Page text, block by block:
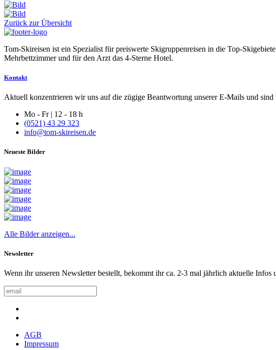
Zurück zur Übersicht
Tom-Skireisen ist ein Spezialist für preiswerte Skigruppenreisen in die Top-
Mehrbettzimmer und für den Arzt das 4-Sterne Hotel.
Kontakt
Aktuell konzentrieren wir uns auf die zügige Beantwortung unserer E-Mails und sind
Mo - Fr | 12 - 18 h
(0521) 43 29 323
info@tom-skireisen.de
Neueste Bilder
Alle Bilder anzeigen...
Newsletter
Wenn ihr unseren Newsletter bestellt, bekommt ihr ca. 2-3 mal jährlich aktuelle Infos
AGB
Impressum